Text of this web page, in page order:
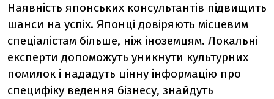
Наявність японських консультантів підвищить
шанси на успіх. Японці довіряють місцевим
спеціалістам більше, ніж іноземцям. Локальні
експерти допоможуть уникнути культурних
помилок і нададуть цінну інформацію про
специфіку ведення бізнесу, знайдуть